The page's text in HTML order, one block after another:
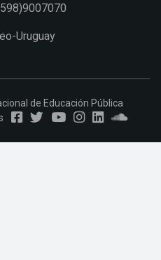
Uruguay
de Educación Pública